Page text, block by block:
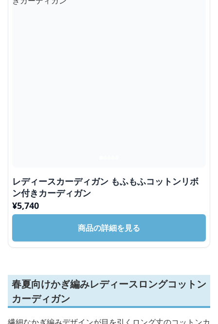
レディースカーディガン もふもふコットンリボ
ン付きカーディガン
¥5,740
商品の詳細を見る
春夏向けかぎ編みレディースロングコットン
カーディガン